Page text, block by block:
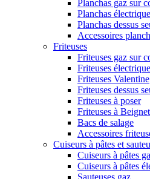
Planchas gaz sur
Planchas
Planchas dessus
Accessoires
Friteuses
Friteuses gaz sur
Friteuses
Friteuses Valentine
Friteuses dessus
Friteuses à poser
Friteuses à
Bacs de salage
Accessoires
Cuiseurs à pâtes et
Cuiseurs à pâtes
Cuiseurs à pâtes
Sauteuses gaz